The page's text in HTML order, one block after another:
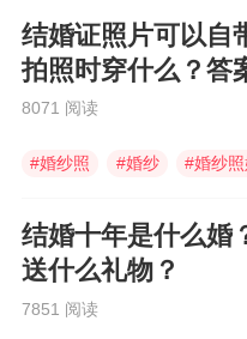
结婚证照片可以自
拍照时穿什么？答
这里
8071 阅读
#婚纱照 #婚纱 #婚纱
结婚十年是什么婚
送什么礼物？
7851 阅读